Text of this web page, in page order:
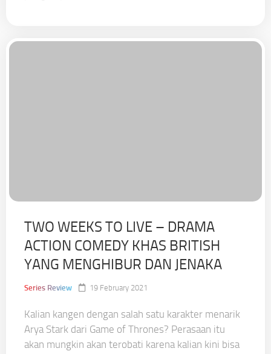
TWO WEEKS TO LIVE – DRAMA
ACTION COMEDY KHAS BRITISH
YANG MENGHIBUR DAN JENAKA
Series Review 19 February 2021
Kalian kangen dengan salah satu karakter menarik
Arya Stark dari Game of Thrones? Perasaan itu
akan mungkin akan terobati karena kalian kini bisa